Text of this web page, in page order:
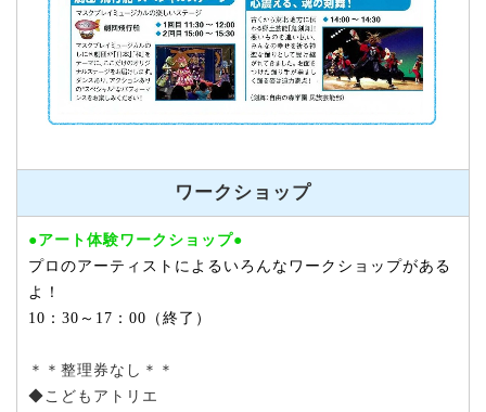
ワークショップ
●アート体験ワークショップ●
プロのアーティストによるいろんなワークショップがある
よ！
10：30～17：00（終了）
＊＊整理券なし＊＊
◆こどもアトリエ